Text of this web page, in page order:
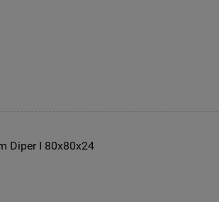
Diper I 80x80x24